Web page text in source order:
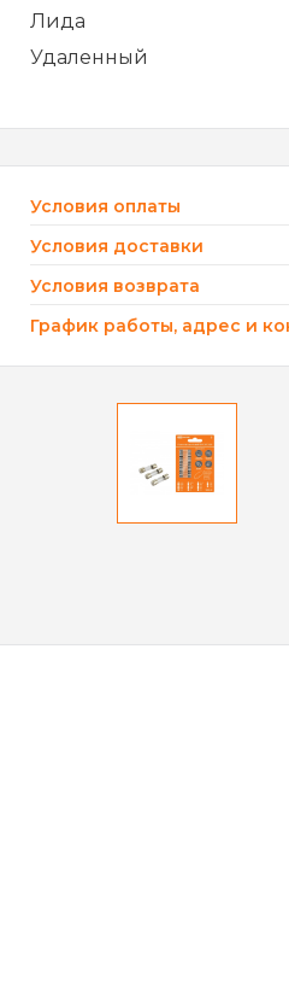
Лида
Удаленный
Условия оплаты
Условия доставки
Условия возврата
График работы, адрес и